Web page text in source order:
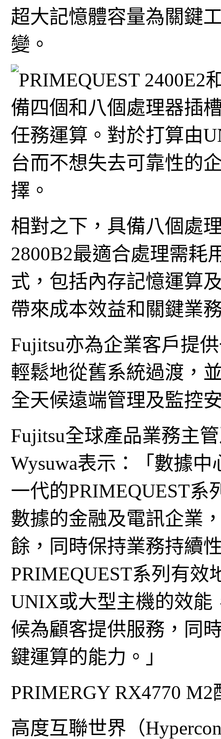
超大記憶體容量為關鍵
變。
PRIMEQUEST 2400E2
備四個和八個處理器插
任務運算。對於打算由
台而不想失去可靠性的
擇。
相對之下，具備八個處
2800B2最適合處理需耗
式，包括內存記憶運算
帶來成本效益和關鍵業
Fujitsu亦為企業客戶提
輕鬆地從舊系統過渡，
全天候遠端管理及監控
Fujitsu全球產品業務主
Wysuwa表示：「數據
一代的PRIMEQUEST
數據的金融及電訊企業
餘，同時保持業務持續
PRIMEQUEST系列有效
UNIX或大型主機的效能
候為顧客提供服務，同
鍵運算的能力。」
PRIMERGY RX4770
高度互聯世界（